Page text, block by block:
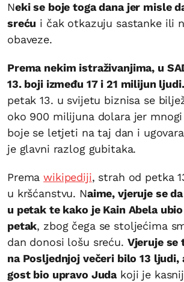
Neki se boje toga dana jer misle
sreću i čak otkazuju sastanke ili
obaveze.
Prema nekim istraživanjima, u
13. boji između 17 i 21 milijun ljudi.
petak 13. u svijetu biznisa se
oko 900 milijuna dolara jer
boje se letjeti na taj dan i
je glavni razlog gubitaka.
Premawikipediji, strah od petka
u kršćanstvu. Naime, vjeruje se
u petak te kako je Kain Abela
petak, zbog čega se stoljećima
dan donosi lošu sreću. Vjeruje se
na Posljednjoj večeri bilo 13
gost bio upravo Judakoji je